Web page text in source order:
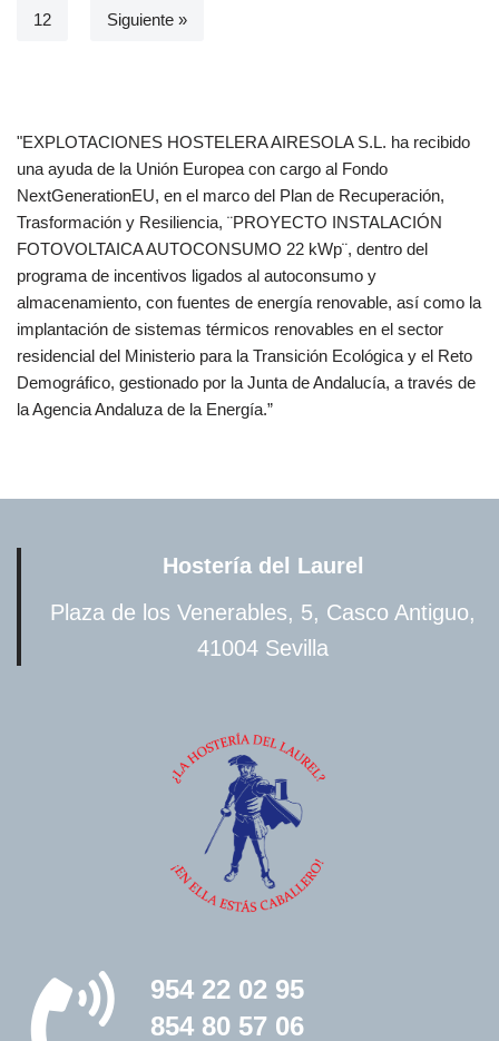
12 Siguiente »
"EXPLOTACIONES HOSTELERA AIRESOLA S.L. ha recibido
una ayuda de la Unión Europea con cargo al Fondo
NextGenerationEU, en el marco del Plan de Recuperación,
Trasformación y Resiliencia, ¨PROYECTO INSTALACIÓN
FOTOVOLTAICA AUTOCONSUMO 22 kWp¨, dentro del
programa de incentivos ligados al autoconsumo y
almacenamiento, con fuentes de energía renovable, así como la
implantación de sistemas térmicos renovables en el sector
residencial del Ministerio para la Transición Ecológica y el Reto
Demográfico, gestionado por la Junta de Andalucía, a través de
la Agencia Andaluza de la Energía.”
Hostería del Laurel
Plaza de los Venerables, 5, Casco Antiguo,
41004 Sevilla
954 22 02 95
854 80 57 06